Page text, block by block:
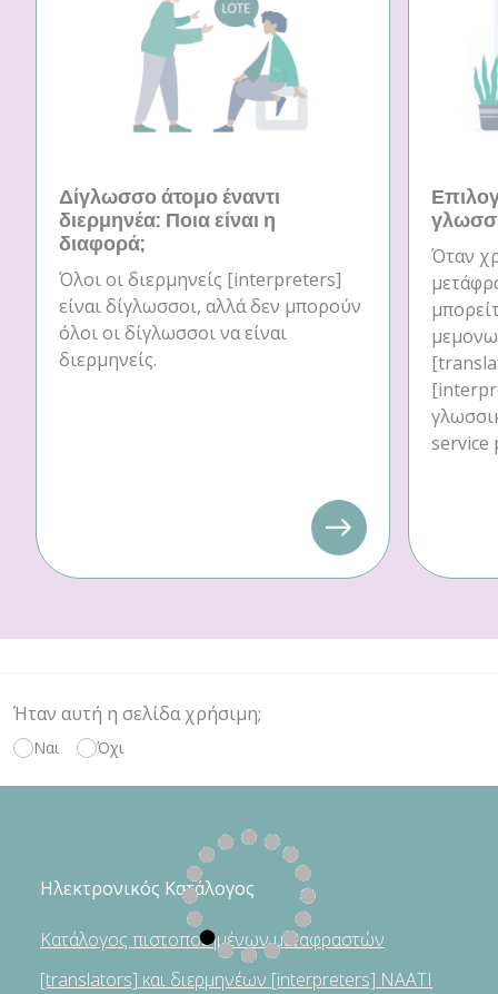
Δίγλωσσο άτομο έναντι
διερμηνέα: Ποια είναι η
διαφορά;
Όλοι οι διερμηνείς [interpreters]
είναι δίγλωσσοι, αλλά δεν μπορούν
όλοι οι δίγλωσσοι να είναι
διερμηνείς.
Όταν
service
Ήταν αυτή η σελίδα χρήσιμη;
Ναι Όχι
Ηλεκτρονικός Κατάλογος
Κατάλογος πιστοποιημένων μεταφραστών
[translators] και διερμηνέων [interpreters] NAATI